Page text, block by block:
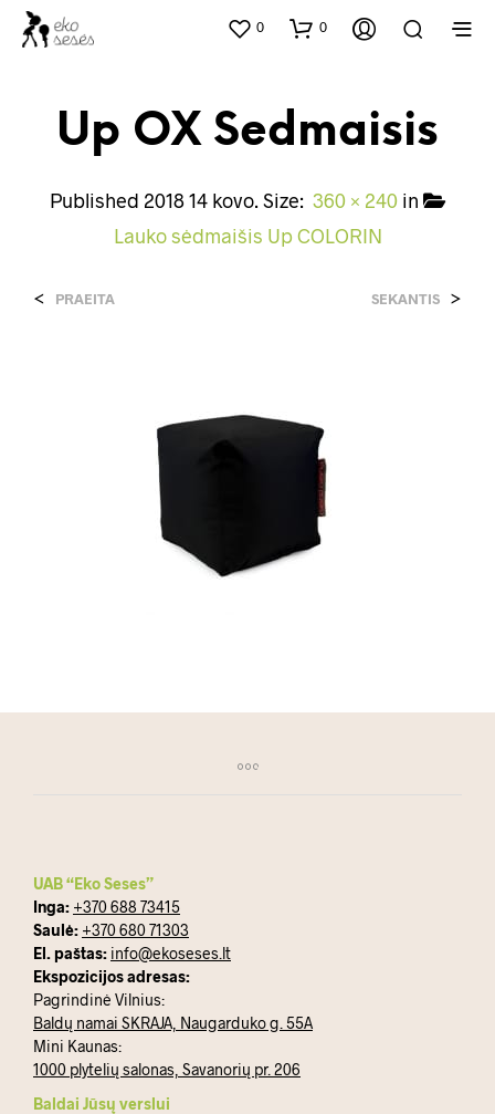
0 0
Up OX Sedmaisis
Published 2018 14 kovo. Size: 360 × 240 in
Lauko sėdmaišis Up COLORIN
< PRAEITA SEKANTIS >
UAB “Eko Seses”
Inga: +370 688 73415
Saulė: +370 680 71303
El. paštas: info@ekoseses.lt
Ekspozicijos adresas:
Pagrindinė Vilnius:
Baldų namai SKRAJA, Naugarduko g. 55A
Mini Kaunas:
1000 plytelių salonas, Savanorių pr. 206
Baldai Jūsų verslui